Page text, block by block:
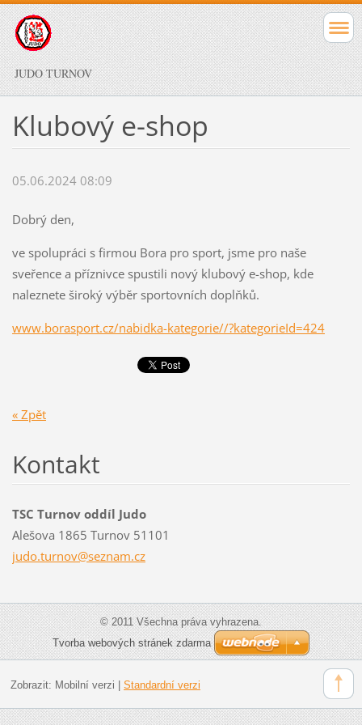
JUDO TURNOV
Klubový e-shop
05.06.2024 08:09
Dobrý den,
ve spolupráci s firmou Bora pro sport, jsme pro naše
sveřence a příznivce spustili nový klubový e-shop, kde
naleznete široký výběr sportovních doplňků.
www.borasport.cz/nabidka-kategorie//?kategorieId=424
« Zpět
Kontakt
TSC Turnov oddíl Judo
Alešova 1865 Turnov 51101
judo.turnov@seznam.cz
© 2011 Všechna práva vyhrazena.
Tvorba webových stránek zdarma
Zobrazit: Mobilní verzi Standardní verzi